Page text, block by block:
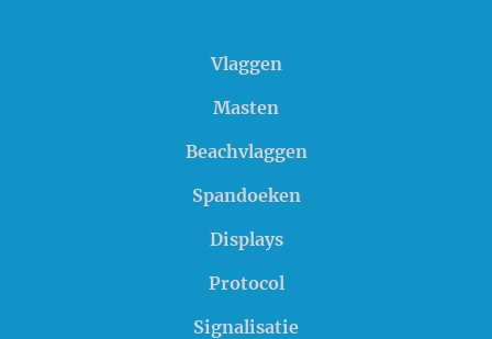
Vlaggen
Masten
Beachvlaggen
Spandoeken
Displays
Protocol
Signalisatie